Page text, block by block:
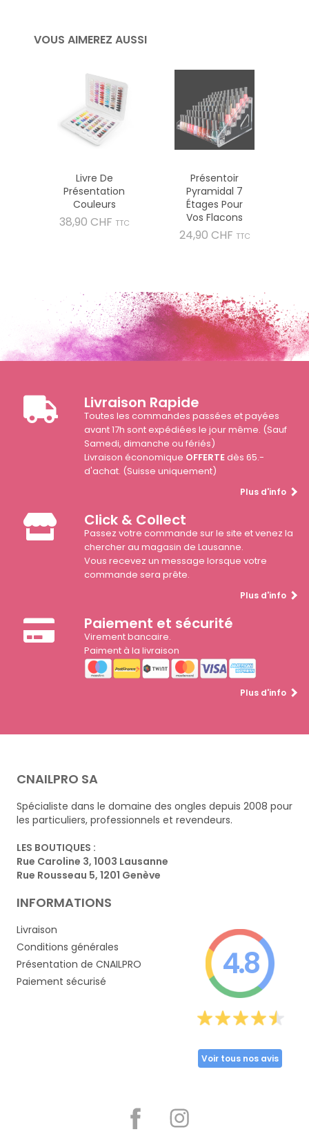
VOUS AIMEREZ AUSSI
Livre De
Présentation
Couleurs
38,90 CHF Prix
TTC
Présentoir
Pyramidal 7
Étages Pour
Vos Flacons
24,90 CHF Prix
TTC
Livraison Rapide
Toutes les commandes passées et payées
avant 17h sont expédiées le jour même. (Sauf
Samedi, dimanche ou fériés)
Livraison économique OFFERTEdès 65.-
d'achat. (Suisse uniquement)
Plus d'info
Click & Collect
Passez votre commande sur le site et venez la
chercher au magasin de Lausanne.
Vous recevez un message lorsque votre
commande sera prête.
Plus d'info
Paiement et sécurité
Virement bancaire.
Paiment à la livraison
Plus d'info
CNAILPRO SA
Spécialiste dans le domaine des ongles depuis 2008 pour
les particuliers, professionnels et revendeurs.
LES BOUTIQUES :
Rue Caroline 3, 1003 Lausanne
Rue Rousseau 5, 1201 Genève
INFORMATIONS
Livraison
Conditions générales
Présentation de CNAILPRO
Paiement sécurisé
4.8
Voir tous nos avis